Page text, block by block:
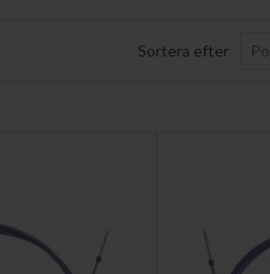
Sortera efter